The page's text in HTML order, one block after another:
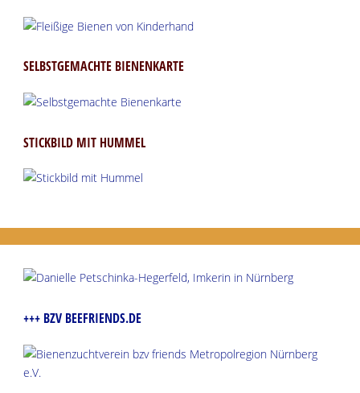
SELBSTGEMACHTE BIENENKARTE
STICKBILD MIT HUMMEL
+++ BZV BEEFRIENDS.DE